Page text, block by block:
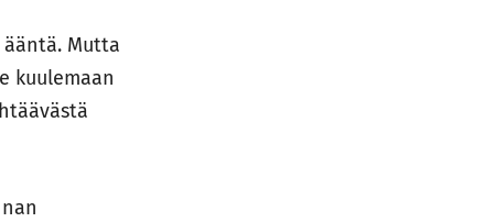
Mutta
kuulemaan